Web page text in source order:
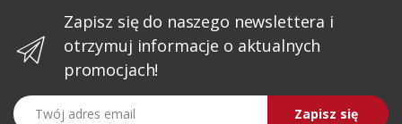
Zapisz się do naszego newslettera i
otrzymuj informacje o aktualnych
promocjach!
Twój adres email
Zapisz się